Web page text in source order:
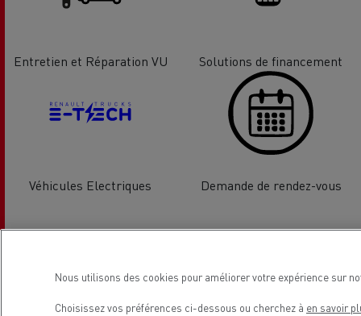
Entretien et Réparation VU Solutions de financement
Véhicules Electriques Demande de rendez-vous
Nous utilisons des cookies pour améliorer votre expérience sur
Choisissez vos préférences ci-dessous ou cherchez à en savoir